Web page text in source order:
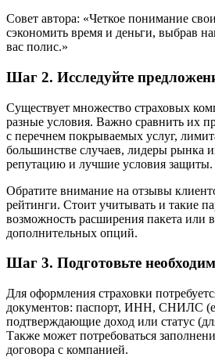
Совет автора: «Четкое понимание
сэкономить время и деньги, выбрав
вас полис.»
Шаг 2. Исследуйте
Существует множество страховых
разные условия. Важно сравнить их
с перечнем покрываемых услуг,
большинстве случаев, лидеры рынка
репутацию и лучшие условия защиты.
Обратите внимание на отзывы
рейтинги. Стоит учитывать и такие
возможность расширения пакета или
дополнительных опций.
Шаг 3. Подготовьте
Для оформления страховки
документов: паспорт, ИНН, СНИЛС
подтверждающие доход или статус
Также может потребоваться
договора с компанией.